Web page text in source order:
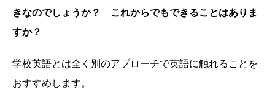
きなのでしょうか？ これからでもできることはありま
すか？
学校英語とは全く別のアプローチで英語に触れることを
おすすめします。